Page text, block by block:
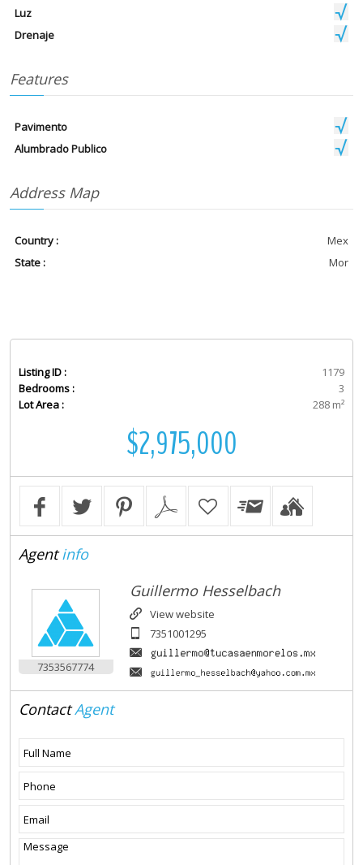
Luz
Drenaje
Features
Pavimento
Alumbrado Publico
Address Map
Country :
Mex
State :
Mor
Listing ID :
1179
Bedrooms :
3
Lot Area :
288 m²
$2,975,000
Agentinfo
7353567774
Guillermo Hesselbach
View website
7351001295
ContactAgent